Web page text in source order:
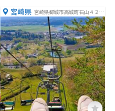
宮崎県 宮崎県都城市高城町石山４２２
８